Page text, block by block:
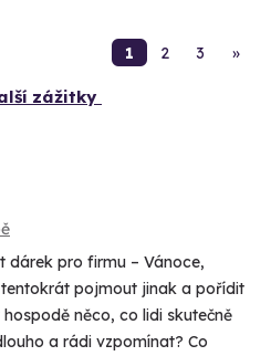
1 2 3 »
zážitky
dárek pro firmu – Vánoce,
pojmout jinak a pořídit
něco, co lidi skutečně
a rádi vzpomínat? Co